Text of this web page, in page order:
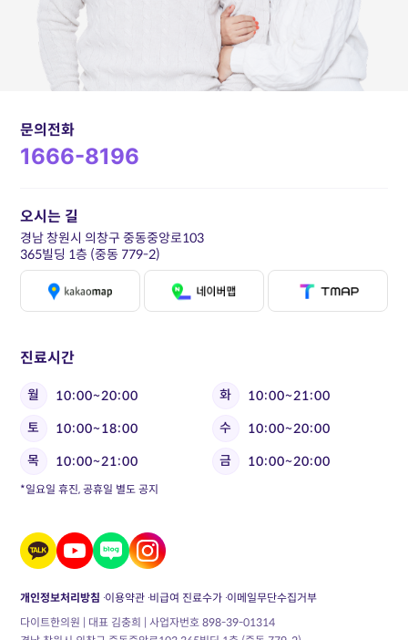
문의전화
1666-8196
진료시간
월 10:00~20:00 화
10:00~21:00
토
10:00~18:00 수
10:00~20:00
목
10:00~21:00 금 10:00~20:00
*일요일 휴진, 공휴일 별도 공지
오시는 길
경남 창원시 의창구 중동중앙로103
365빌딩 1층 (중동 779-2)
개인정보처리방침 이용약관 비급여 진료수가 이메일무단수집거부
다이트한의원 | 대표 김충희 | 사업자번호 898-39-01314